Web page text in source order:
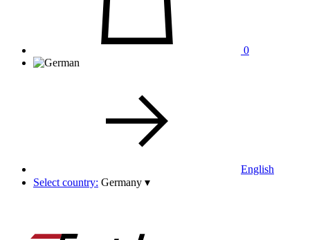
0
English
Select country: Germany ▾